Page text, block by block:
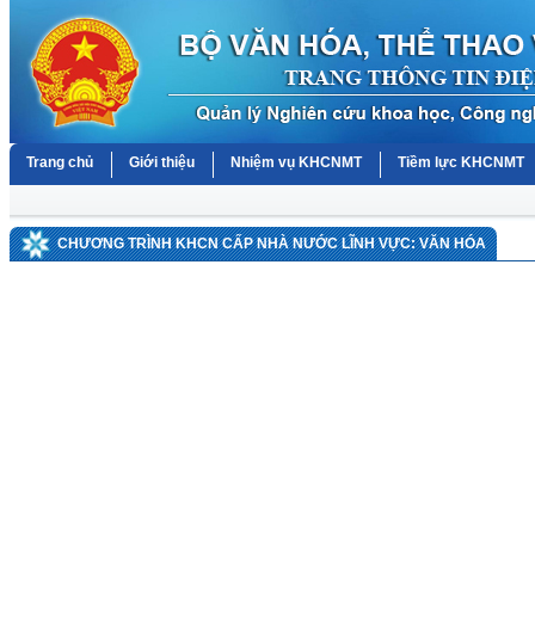
Trang chủ Giới thiệu Nhiệm vụ KHCNMT Tiềm lực KHCNMT
CHƯƠNG TRÌNH KHCN CẤP NHÀ NƯỚC LĨNH VỰC: VĂN HÓA